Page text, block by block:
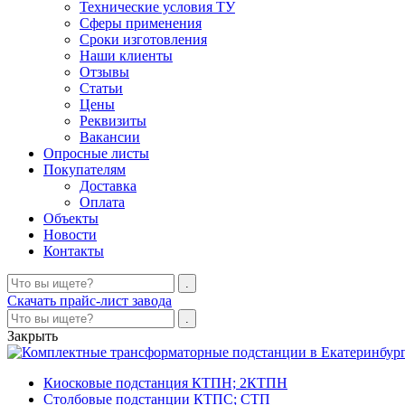
Технические условия ТУ
Сферы применения
Сроки изготовления
Наши клиенты
Отзывы
Статьи
Цены
Реквизиты
Вакансии
Опросные листы
Покупателям
Доставка
Оплата
Объекты
Новости
Контакты
Скачать прайс-лист завода
Закрыть
Киосковые подстанция КТПН; 2КТПН
Столбовые подстанции КТПС; СТП